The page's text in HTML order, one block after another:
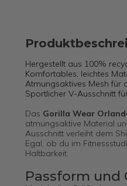
Hergestellt aus 100%
Komfortables, leichtes
Atmungsaktives Mesh für
Sportlicher V-Ausschnitt
Das Gorilla Wear
atmungsaktive Material
Ausschnitt verleiht dem
Egal, ob du im
Haltbarkeit.
Passform und